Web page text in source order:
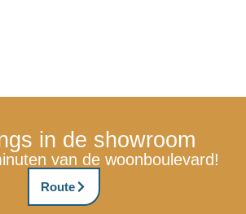
in de showroom
van de woonboulevard!
Route